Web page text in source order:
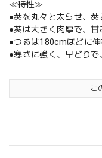
≪特性≫
●莢を丸々と太らせ、莢
●莢は大きく肉厚で、甘
●つるは180cmほどに伸
●寒さに強く、早どりで
こ